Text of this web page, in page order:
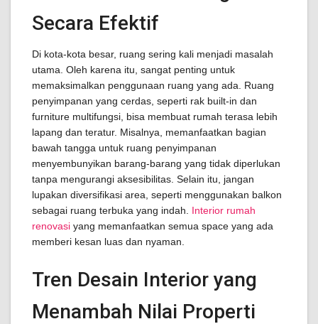
Secara Efektif
Di kota-kota besar, ruang sering kali menjadi masalah
utama. Oleh karena itu, sangat penting untuk
memaksimalkan penggunaan ruang yang ada. Ruang
penyimpanan yang cerdas, seperti rak built-in dan
furniture multifungsi, bisa membuat rumah terasa lebih
lapang dan teratur. Misalnya, memanfaatkan bagian
bawah tangga untuk ruang penyimpanan
menyembunyikan barang-barang yang tidak diperlukan
tanpa mengurangi aksesibilitas. Selain itu, jangan
lupakan diversifikasi area, seperti menggunakan balkon
sebagai ruang terbuka yang indah. Interior rumah
renovasi yang memanfaatkan semua space yang ada
memberi kesan luas dan nyaman.
Tren Desain Interior yang
Menambah Nilai Properti